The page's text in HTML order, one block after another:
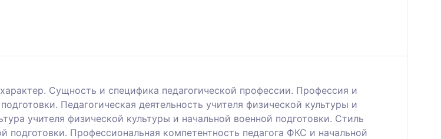
Сущность и специфика педагогической профессии. Профессия и
Педагогическая деятельность учителя физической культуры и
учителя физической культуры и начальной военной подготовки. Стиль
подготовки. Профессиональная компетентность педагога ФКС и начальной